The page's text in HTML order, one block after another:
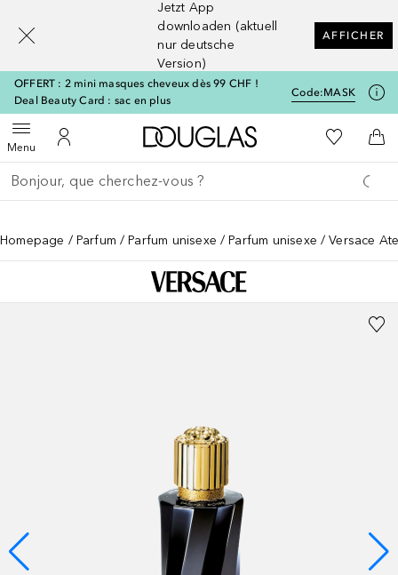
Jetzt App
downloaden (aktuell
nur deutsche
Version)
AFFICHER
OFFERT : 2 mini masques cheveux dès 99 CHF !
Deal Beauty Card : sac en plus
Code:MASK
MenuOuvrir le menuVers Mon Compte
Vers l'accueil Douglas
Vers Ma
Retourner
Exécuter la recherche
Homepage Parfum Parfum unisexe Parfum unisexe Versace
[navigation.slideout.screenreader]